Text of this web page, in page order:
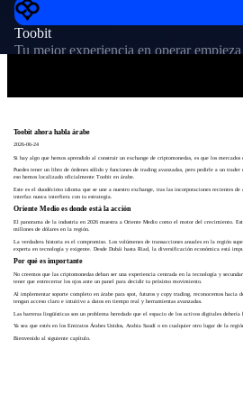
Toobit
Tu mejor experiencia en operar
Toobit ahora habla árabe
2026-06-24
Si hay algo que hemos aprendido al construir un exchange de criptomonedas, es que los
Puedes tener un libro de órdenes sólido y funciones de trading avanzadas, pero pedirle a un
eso hemos localizado oficialmente Toobit en árabe.
Este es el duodécimo idioma que se une a nuestro exchange, tras las incorporaciones recientes
interfaz nunca interfiera con tu estrategia.
Oriente Medio es donde está la acción
El panorama de la industria en 2026 muestra a Oriente Medio como el motor del crecimiento.
millones de dólares en la región.
La verdadera historia es el compromiso. Los volúmenes de transacciones anuales en la región
experta en tecnología y exigente. Desde Dubái hasta Riad, la diversificación económica está
Por qué es importante
No creemos que las criptomonedas deban ser una experiencia centrada en la tecnología y
tener que entrecerrar los ojos ante un panel para decidir tu próximo movimiento.
Al implementar soporte completo en árabe para spot, futuros y copy trading, reconocemos hacia
tengan acceso claro e intuitivo a datos en tiempo real y herramientas avanzadas.
Las barreras lingüísticas son un problema heredado que el espacio de los activos digitales debería
Ya sea que estés en los Emiratos Árabes Unidos, Arabia Saudí o en cualquier otro lugar de la
Bienvenido al siguiente capítulo.